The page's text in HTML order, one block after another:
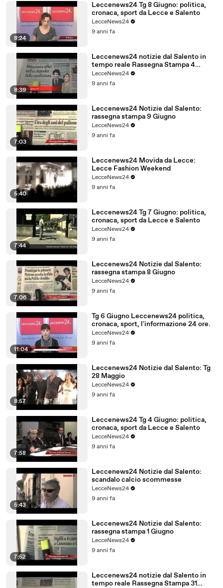
8:24
Leccenews24 Tg 8 Giugno: politica,
cronaca, sport da Lecce e Salento
LecceNews24
9 anni fa
8:39
Leccenews24 notizie dal Salento in
tempo reale Rassegna Stampa 4
Giugno
LecceNews24
9 anni fa
7:03
Leccenews24 Notizie dal Salento:
rassegna stampa 9 Giugno
LecceNews24
9 anni fa
5:40
Leccenews24 Movida da Lecce:
Lecce Fashion Weekend
LecceNews24
9 anni fa
7:44
Leccenews24 Tg 7 Giugno: politica,
cronaca, sport da Lecce e Salento
LecceNews24
9 anni fa
7:06
Leccenews24 Notizie dal Salento:
rassegna stampa 8 Giugno
LecceNews24
9 anni fa
11:04
Tg 6 Giugno Leccenews24 politica,
cronaca, sport, l'informazione 24 ore.
LecceNews24
9 anni fa
8:57
Leccenews24 Notizie dal Salento: Tg
28 Maggio
LecceNews24
9 anni fa
7:58
Leccenews24 Tg 4 Giugno: politica,
cronaca, sport da Lecce e Salento
LecceNews24
9 anni fa
5:43
Leccenews24 Notizie dal Salento:
scandalo calcio scommesse
LecceNews24
9 anni fa
7:52
Leccenews24 Notizie dal Salento:
rassegna stampa 1 Giugno
LecceNews24
9 anni fa
Leccenews24 notizie dal Salento in
tempo reale Rassegna Stampa 31